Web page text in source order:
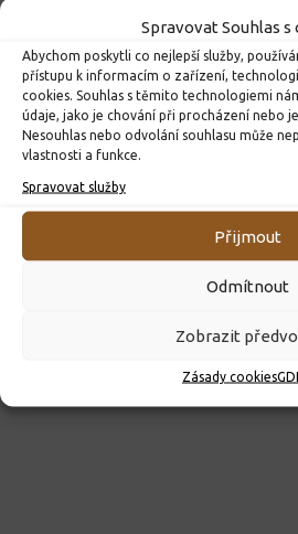
Spravovat Souhlas s
Abychom poskytli co nejlepší služby,
přístupu k informacím o zařízení,
cookies. Souhlas s těmito technologiemi
údaje, jako je chování při procházení nebo
Nesouhlas nebo odvolání souhlasu může
vlastnosti a funkce.
Spravovat služby
Přijmout
Odmítnout
Zobrazit
Zásady cookies
ROZHODNUTÍ O PŘIJETÍ K
PRO ROK 2026
10. 4. 2026